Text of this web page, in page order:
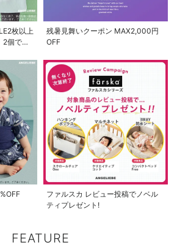
枚以上
2個で
残暑見舞いクーポン MAX2,000円
OFF
ファルスカ レビュー投稿でノベル
ティプレゼント!
FEATURE